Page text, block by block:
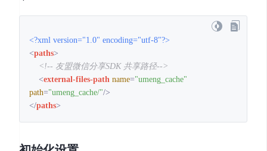
<?xml version="1.0" encoding="utf-8"?>
<paths>
<!-- 友盟微信分享SDK 共享路径-->
<external-files-path name="umeng_cache"
path="umeng_cache/"/>
</paths>